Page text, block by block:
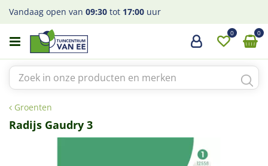
a
Groenten
Vandaag open van 09:30 tot 17:00 uur
Radijs Gaudry 3